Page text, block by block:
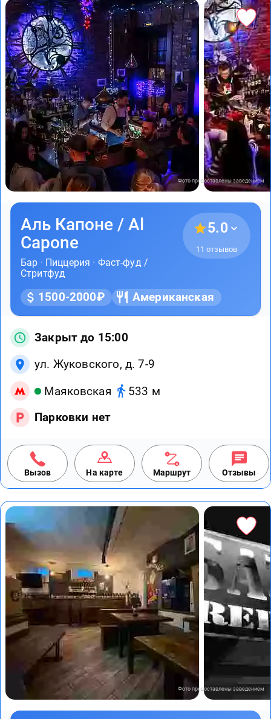
Фото предоставлены заведением
Аль Капоне / Al
Capone
Бар · Пиццерия · Фаст-фуд /
Стритфуд
5.0
11 отзывов
1500-2000₽ Американская
Закрыт до 15:00
ул. Жуковского, д. 7-9
Маяковская
533 м
Парковки нет
Вызов На карте Маршрут Отзывы
Фото предоставлены заведением